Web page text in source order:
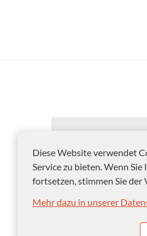
Diese Website verwendet
Service zu bieten. Wenn
fortsetzen, stimmen Sie der
Mehr dazu in unserer